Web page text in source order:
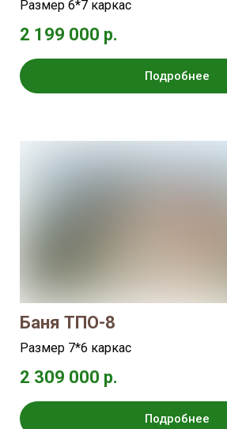
Размер 6*7 каркас
2 199 000 р.
Подробнее
Баня ТПО-8
Размер 7*6 каркас
2 309 000 р.
Подробнее